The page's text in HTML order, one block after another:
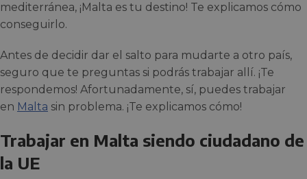
mediterránea, ¡Malta es tu destino! Te explicamos cómo
conseguirlo.
Antes de decidir dar el salto para mudarte a otro país,
seguro que te preguntas si podrás trabajar allí. ¡Te
respondemos! Afortunadamente, sí, puedes trabajar
en Malta sin problema. ¡Te explicamos cómo!
Trabajar en Malta siendo ciudadano de
la UE